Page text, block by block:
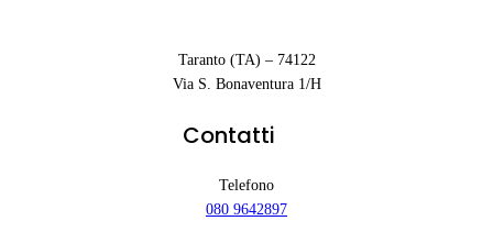
Taranto (TA) – 74122
Via S. Bonaventura 1/H
Contatti
Telefono
080 9642897